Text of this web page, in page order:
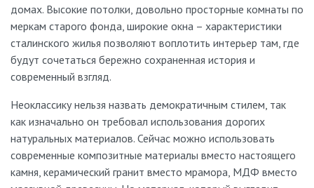
домах. Высокие потолки, довольно просторные комнаты по
меркам старого фонда, широкие окна – характеристики
сталинского жилья позволяют воплотить интерьер там, где
будут сочетаться бережно сохраненная история и
современный взгляд.
Неоклассику нельзя назвать демократичным стилем, так
как изначально он требовал использования дорогих
натуральных материалов. Сейчас можно использовать
современные композитные материалы вместо настоящего
камня, керамический гранит вместо мрамора, МДФ вместо